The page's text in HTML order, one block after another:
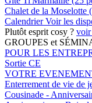
Chalet de la Moselotte
CalendrierVoir les
Plutôt esprit cosy ? voir
GROUPES et
POUR LES
Sortie CE
VOTRE
Enterrement de vie de
Cousinade -